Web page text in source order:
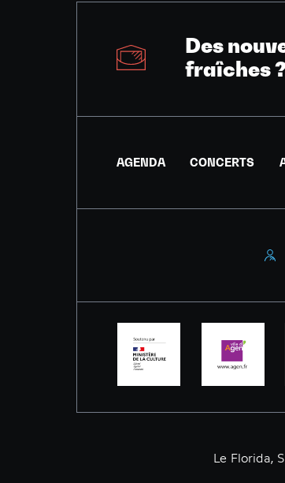
Des
fraîches
AGENDA CONCERTS
Le Florida,